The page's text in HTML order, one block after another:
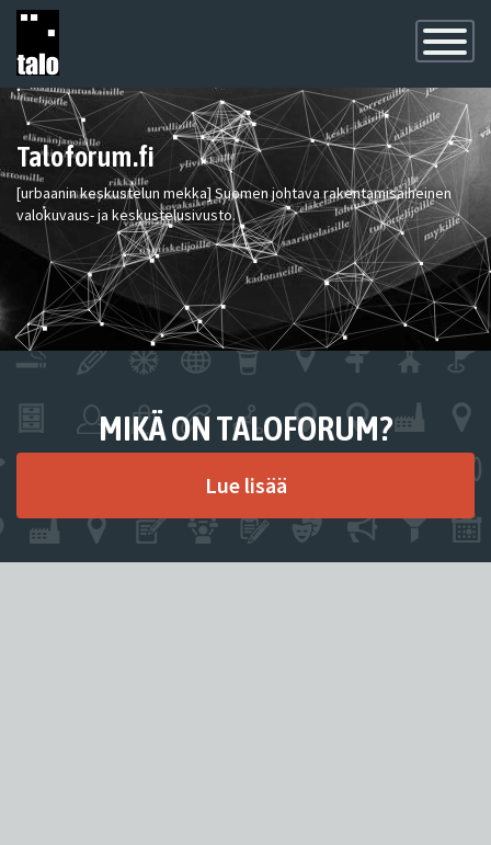
Toggle
Taloforum.fi
[urbaanin keskustelun mekka] Suomen johtava rakentamisaiheinen
valokuvaus- ja keskustelusivusto.
MIKÄ ON TALOFORUM?
Lue lisää